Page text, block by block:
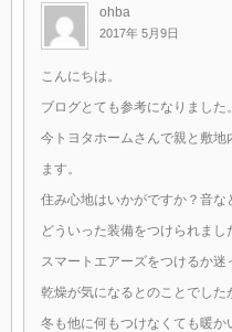
ohba
2017年 5月9日
こんにちは。
ブログとても参考になりました。
今トヨタホームさんで親と敷
ます。
住み心地はいかがですか？音な
どういった装備をつけられまし
スマートエアーズをつけるか迷
乾燥が気になるとのことでした
冬も他に何もつけなくても暖か